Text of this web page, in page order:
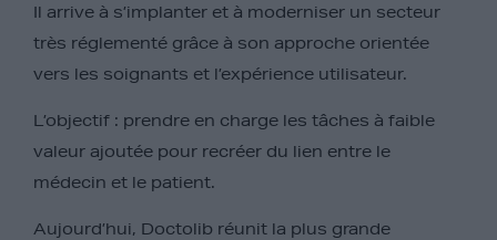
Il arrive à s’implanter et à moderniser un secteur
très réglementé grâce à son approche orientée
vers les soignants et l’expérience utilisateur.
L’objectif : prendre en charge les tâches à faible
valeur ajoutée pour recréer du lien entre le
médecin et le patient.
Aujourd’hui, Doctolib réunit la plus grande